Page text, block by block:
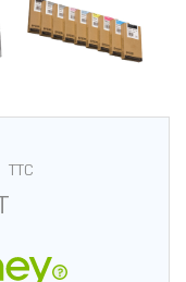
TTC